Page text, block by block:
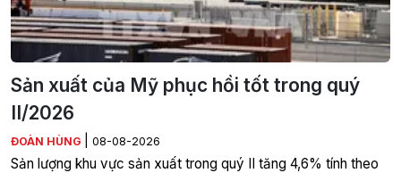
Sản xuất của Mỹ phục hồi tốt trong quý
II/2026
ĐOÀN HÙNG 08-08-2026
Sản lượng khu vực sản xuất trong quý II tăng 4,6% tính theo